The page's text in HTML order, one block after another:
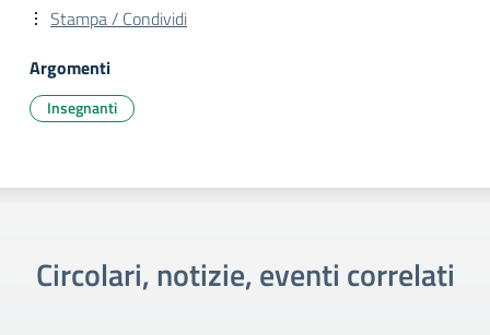
Stampa / Condividi
Argomenti
Insegnanti
Circolari, notizie, eventi correlati